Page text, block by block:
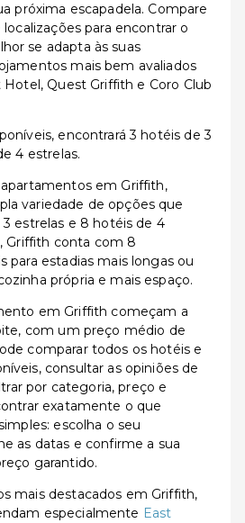
próxima escapadela. Compare
para encontrar o
se adapta às suas
mais bem avaliados
Quest Griffith e Coro Club
encontrará 3 hotéis de 3
4 estrelas.
em Griffith,
variedade de opções que
estrelas e 8 hotéis de 4
Griffith conta com 8
para estadias mais longas ou
própria e mais espaço.
em Griffith começam a
com um preço médio de
comparar todos os hotéis e
consultar as opiniões de
por categoria, preço e
exatamente o que
escolha o seu
as datas e confirme a sua
garantido.
mais destacados em Griffith,
especialmente East